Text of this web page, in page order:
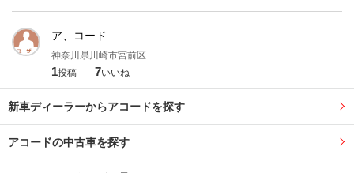
ア、コード
神奈川県川崎市宮前区
1投稿 7いいね
新車ディーラーからアコードを探す
アコードの中古車を探す